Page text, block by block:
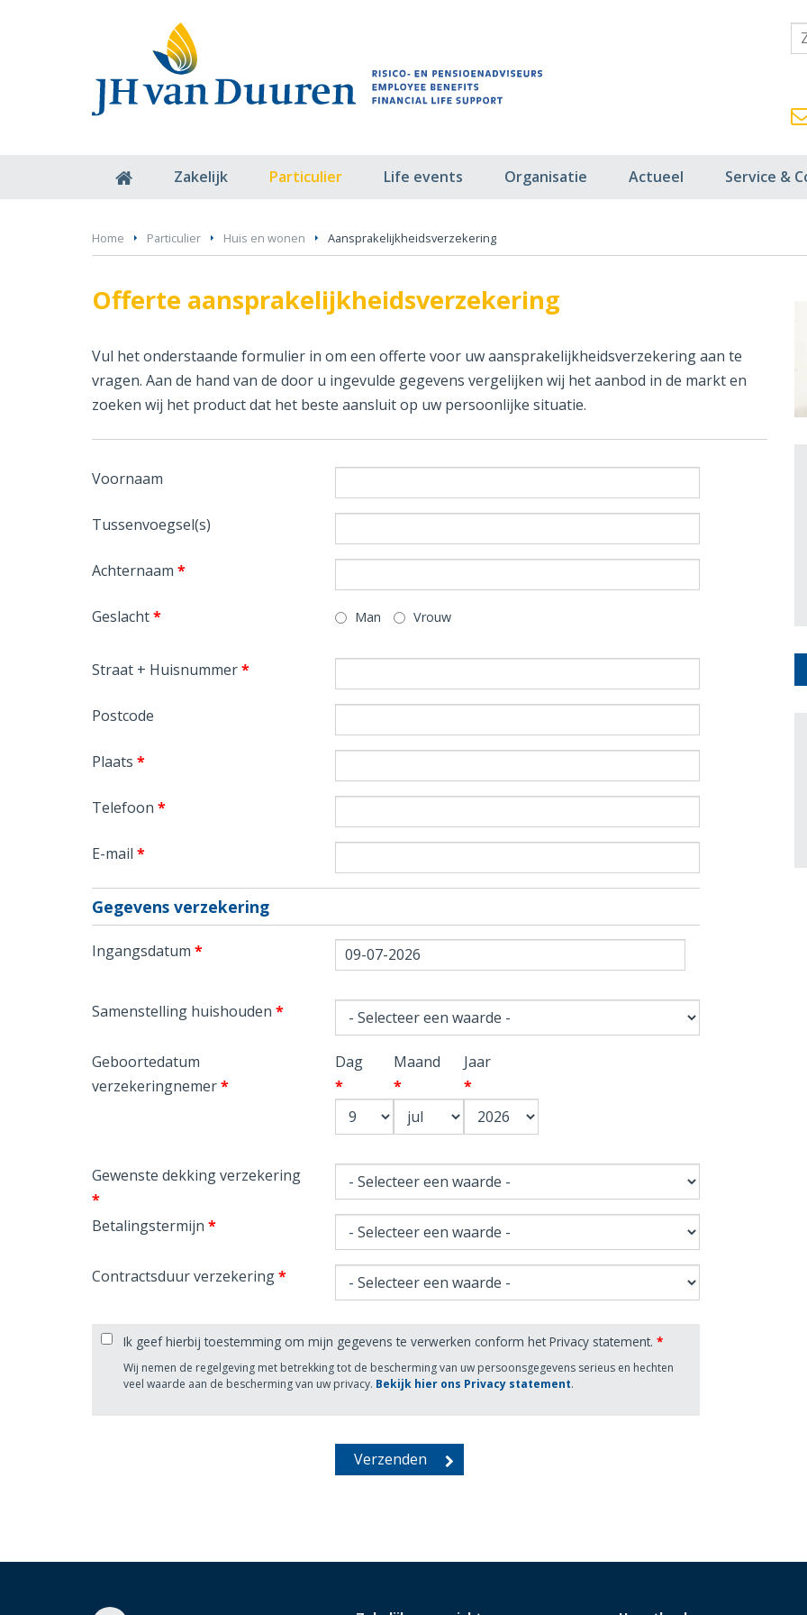
Zakelijk Particulier Life events Organisatie Actueel Service &
Home Particulier Huis en wonen Aansprakelijkheidsverzekering
Offerte aansprakelijkheidsverzekering
Vul het onderstaande formulier in om een offerte voor uw aansprakelijkheidsverzekering aan te
vragen. Aan de hand van de door u ingevulde gegevens vergelijken wij het aanbod in de markt en
zoeken wij het product dat het beste aansluit op uw persoonlijke situatie.
Voornaam
Tussenvoegsel(s)
Achternaam *
Geslacht* Man Vrouw
Straat + Huisnummer*
Postcode
Plaats *
Telefoon *
E-mail *
Gegevens verzekering
Ingangsdatum * Datum
Samenstelling huishouden *
Geboortedatum
verzekeringnemer*
Dag
*
Maand
*
Jaar
*
Gewenste dekking verzekering
*
Betalingstermijn *
Contractsduur verzekering*
Ik geef hierbij toestemming om mijn gegevens te verwerken conform het Privacy statement. *
Wij nemen de regelgeving met betrekking tot de bescherming van uw persoonsgegevens serieus en hechten
veel waarde aan de bescherming van uw privacy. Bekijk hier ons Privacy statement.